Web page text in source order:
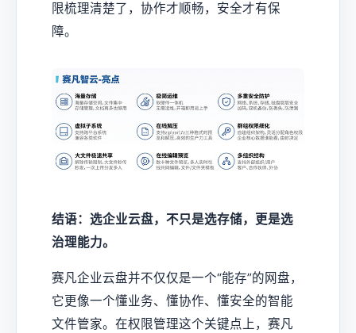
限梳理清楚了，协作才顺畅，安全才有保
障。
结语：选企业云盘，不只是选存储，更是选
治理能力。
赛凡企业云盘并不仅仅是一个“能存”的网盘，
它更像一个懂业务、懂协作、懂安全的智能
文件管家。在权限管理这个关键点上，赛凡